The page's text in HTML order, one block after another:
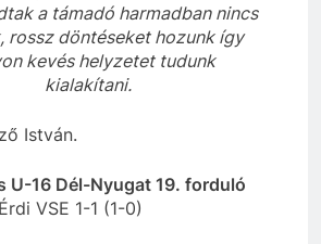
a támadó harmadban nincs
rossz döntéseket hozunk így
kevés helyzetet tudunk
kialakítani.
István.
U-16 Dél-Nyugat 19. forduló
VSE 1-1 (1-0)